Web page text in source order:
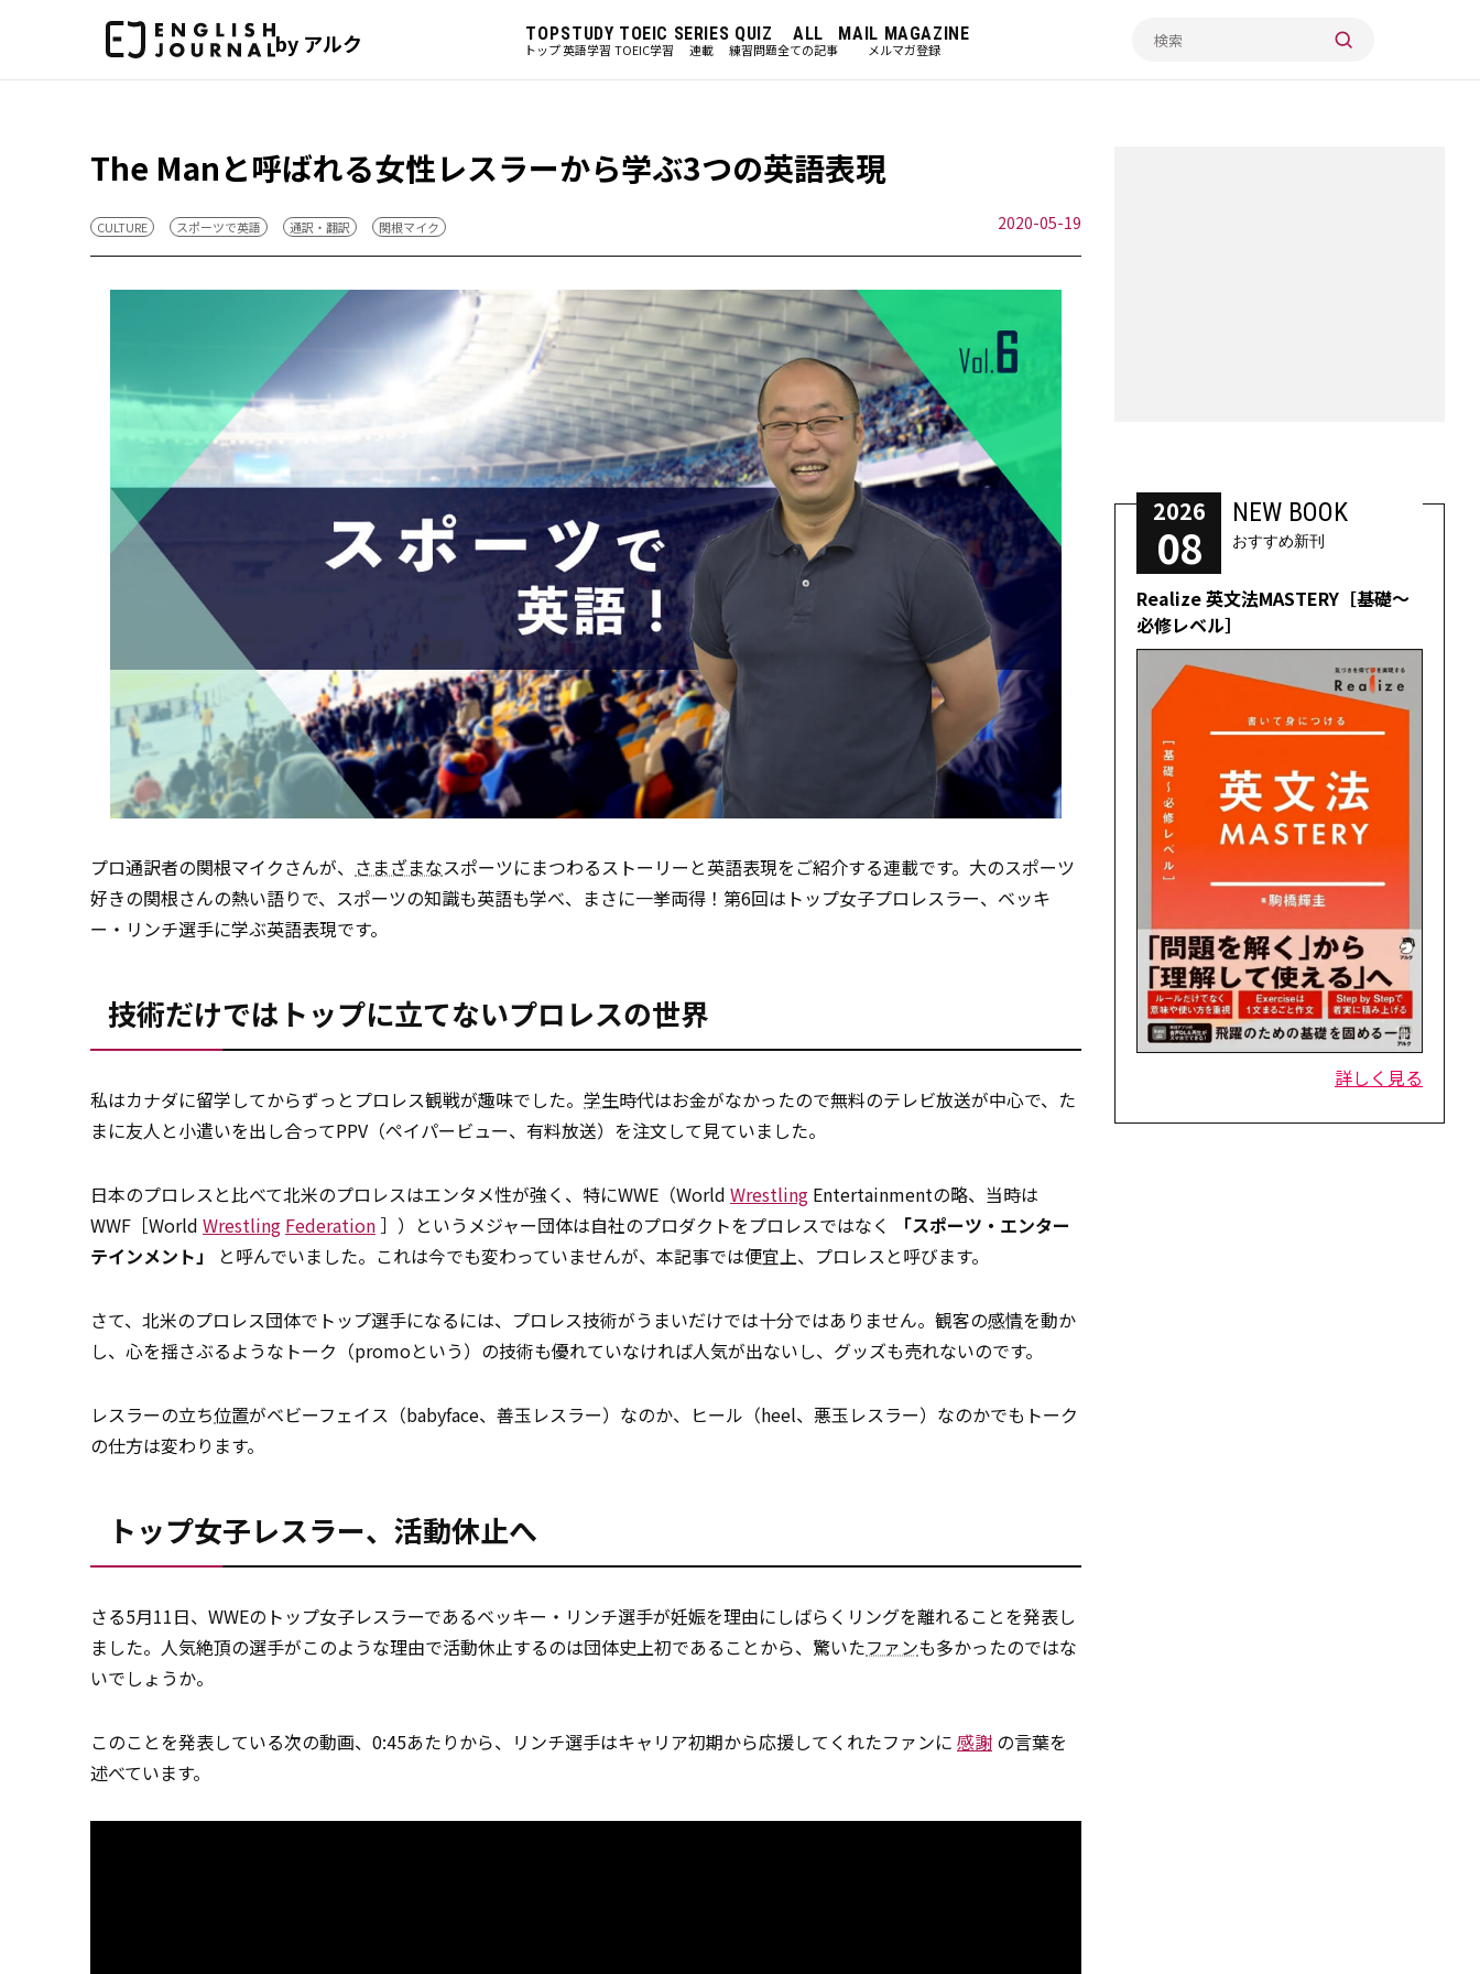
by アルク TOP
トップ
STUDY
英語学習
TOEIC
TOEIC学習
SERIES
連載
QUIZ
練習問題
ALL
全ての記事
MAIL MAGAZINE
メルマガ登録
The Manと呼ばれる女性レスラーから学ぶ3つの英語表現
CULTURE スポーツで英語 通訳・翻訳 関根マイク 2020-05-19
プロ通訳者の関根マイクさんが、 さまざまなスポーツにまつわるストーリーと英語表現をご紹介する連載です。大のスポーツ
好きの関根さんの熱い語りで、スポーツの知識も英語も学べ、まさに一挙両得！第6回はトップ女子プロレスラー、ベッキ
ー・リンチ選手に学ぶ英語表現です。
技術だけではトップに立てないプロレスの世界
私はカナダに留学してからずっとプロレス観戦が趣味でした。 学生時代はお金がなかったので無料のテレビ放送が中心で、た
まに友人と小遣いを出し合ってPPV（ペイパービュー、有料放送）を注文して見ていました。
日本のプロレスと比べて北米のプロレスはエンタメ性が強く、特にWWE（World Wrestling Entertainmentの略、当時は
WWF［World Wrestling Federation ］）というメジャー団体は自社のプロダクトをプロレスではなく
「スポーツ・エンター
テインメント」
と呼んでいました。これは今でも変わっていませんが、本記事では便宜上、プロレスと呼びます。
さて、北米のプロレス団体でトップ選手になるには、プロレス技術がうまいだけでは十分ではありません。観客の感情を動か
し、心を揺さぶるようなトーク（promoという）の技術も優れていなければ人気が出ないし、グッズも売れないのです。
レスラーの立ち位置がベビーフェイス（babyface、善玉レスラー）なのか、ヒール（heel、悪玉レスラー）なのかでもトーク
の仕方は変わります。
トップ女子レスラー、活動休止へ
さる5月11日、WWEのトップ女子レスラーであるベッキー・リンチ選手が妊娠を理由にしばらくリングを離れることを発表し
ました。人気絶頂の選手がこのような理由で活動休止するのは団体史上初であることから、驚いたファンも多かったのではな
いでしょうか。
このことを発表している次の動画、0:45あたりから、リンチ選手はキャリア初期から応援してくれたファンに 感謝 の言葉を
述べています。
2026
08
NEW BOOK
おすすめ新刊
Realize 英文法MASTERY［基礎～
必修レベル］
詳しく見る